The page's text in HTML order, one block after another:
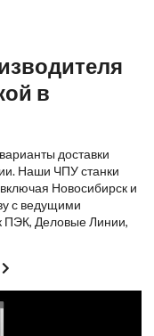
в
доставки
Наши ЧПУ станки
Новосибирск и
с ведущими
ПЭК, Деловые Линии,